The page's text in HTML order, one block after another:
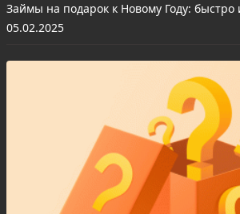
Займы на подарок к Новому Году: быстро
05.02.2025